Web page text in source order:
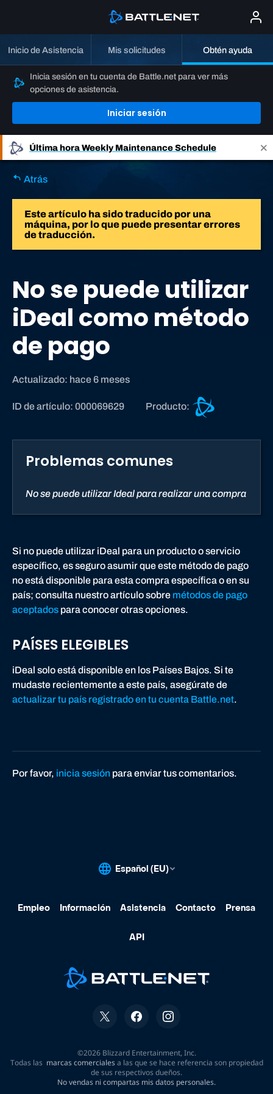
Inicio de Asistencia Mis solicitudes Obtén ayuda
Inicia sesión en tu cuenta de Battle.net para ver más
opciones de asistencia.
Iniciar sesión
Última horaWeekly Maintenance Schedule
Atrás
Este artículo ha sido traducido por una
máquina, por lo que puede presentar errores
de traducción.
No se puede utilizar
iDeal como método
de pago
Actualizado: hace 6 meses
ID de artículo: 000069629 Producto:
n
d
e
B
a
.
n
Problemas comunes
No se puede utilizar Ideal para realizar una compra
Si no puede utilizar iDeal para un producto o servicio
específico, es seguro asumir que este método de pago
no está disponible para esta compra específica o en su
país; consulta nuestro artículo sobre métodos de pago
aceptados para conocer otras opciones.
PAÍSES ELEGIBLES
iDeal solo está disponible en los Países Bajos. Si te
mudaste recientemente a este país, asegúrate de
actualizar tu país registrado en tu cuenta Battle.net.
Por favor, inicia sesión para enviar tus comentarios.